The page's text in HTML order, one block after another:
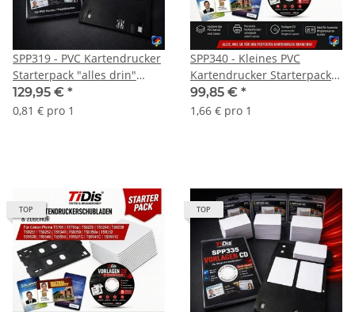
SPP319 - PVC Kartendrucker
Starterpack "alles drin"
Kartenschublade -
Drucktray inkl. 160 Inkjet
129,95 € *
0,81 € pro 1
SPP340 - Kleines PVC
Kartendrucker Starterpack
"alles drin"
Kartenschublade -
99,85 € *
1,66 € pro 1
TOP TOP